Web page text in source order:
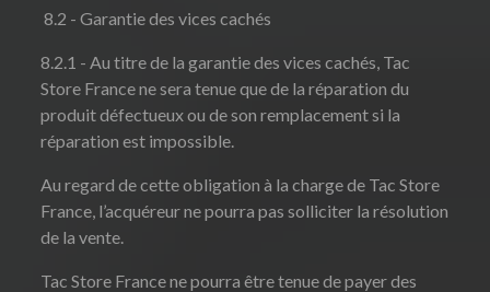
8.2 - Garantie des vices cachés
8.2.1 - Au titre de la garantie des vices cachés, Tac
Store France ne sera tenue que de la réparation du
produit défectueux ou de son remplacement si la
réparation est impossible.
Au regard de cette obligation à la charge de Tac Store
France, l’acquéreur ne pourra pas solliciter la résolution
de la vente.
Tac Store France ne pourra être tenue de payer des